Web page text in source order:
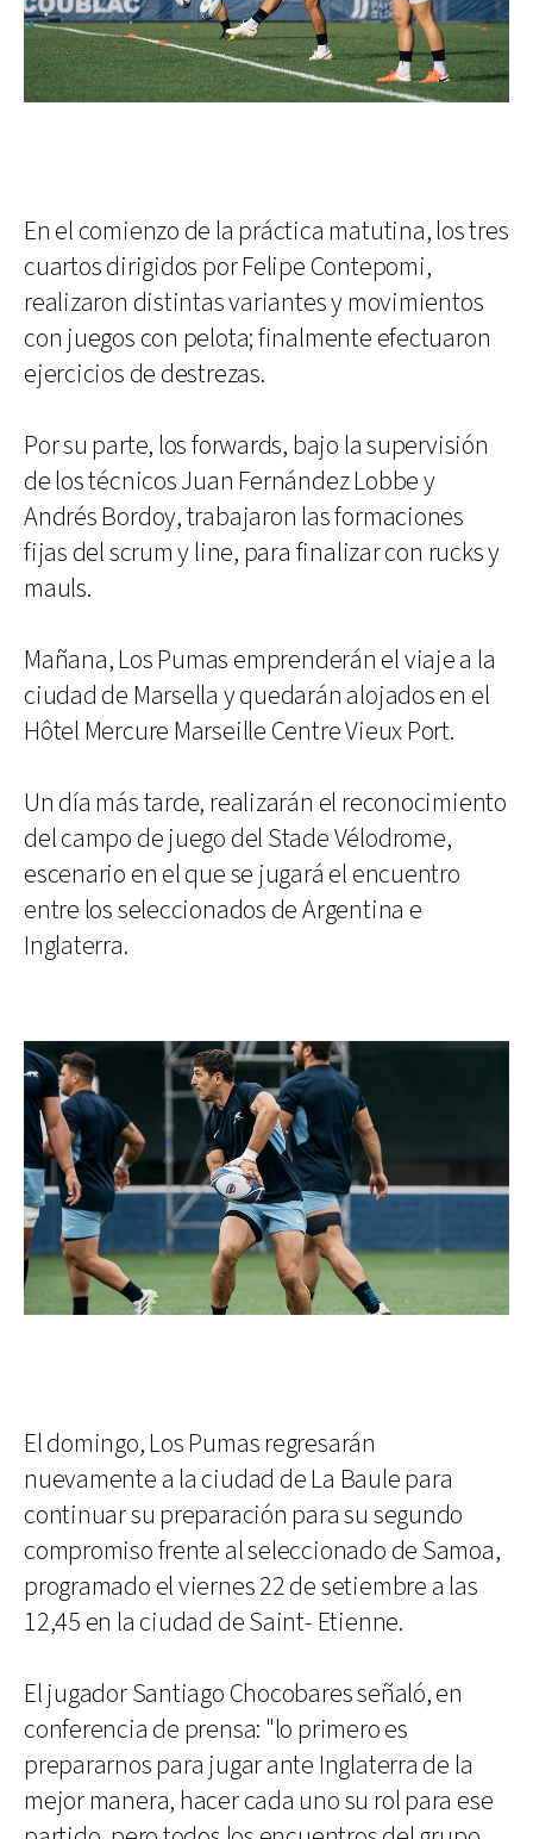
En el comienzo de la práctica matutina, los tres
cuartos dirigidos por Felipe Contepomi,
realizaron distintas variantes y movimientos
con juegos con pelota; finalmente efectuaron
ejercicios de destrezas.
Por su parte, los forwards, bajo la supervisión
de los técnicos Juan Fernández Lobbe y
Andrés Bordoy, trabajaron las formaciones
fijas del scrum y line, para finalizar con rucks y
mauls.
Mañana, Los Pumas emprenderán el viaje a la
ciudad de Marsella y quedarán alojados en el
Hôtel Mercure Marseille Centre Vieux Port.
Un día más tarde, realizarán el reconocimiento
del campo de juego del Stade Vélodrome,
escenario en el que se jugará el encuentro
entre los seleccionados de Argentina e
Inglaterra.
El domingo, Los Pumas regresarán
nuevamente a la ciudad de La Baule para
continuar su preparación para su segundo
compromiso frente al seleccionado de Samoa,
programado el viernes 22 de setiembre a las
12,45 en la ciudad de Saint- Etienne.
El jugador Santiago Chocobares señaló, en
conferencia de prensa: "lo primero es
prepararnos para jugar ante Inglaterra de la
mejor manera, hacer cada uno su rol para ese